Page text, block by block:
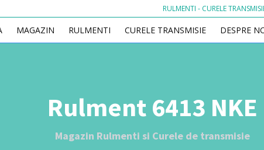
RULMENTI - CURELE
MAGAZIN RULMENTI CURELE TRANSMISIE DESPRE
Rulment 6413 NKE
Magazin Rulmenti si Curele de transmisie